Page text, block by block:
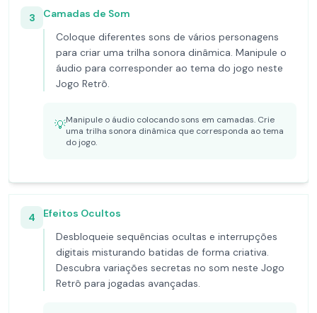
3
Camadas de Som
Coloque diferentes sons de vários personagens
para criar uma trilha sonora dinâmica. Manipule o
áudio para corresponder ao tema do jogo neste
Jogo Retrô.
💡Manipule o áudio colocando sons em camadas. Crie
uma trilha sonora dinâmica que corresponda ao tema
do jogo.
4
Efeitos Ocultos
Desbloqueie sequências ocultas e interrupções
digitais misturando batidas de forma criativa.
Descubra variações secretas no som neste Jogo
Retrô para jogadas avançadas.